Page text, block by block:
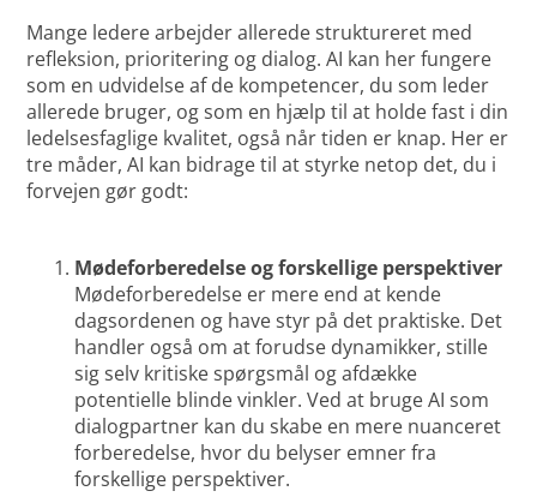
Mange ledere arbejder allerede struktureret med
refleksion, prioritering og dialog. AI kan her fungere
som en udvidelse af de kompetencer, du som leder
allerede bruger, og som en hjælp til at holde fast i din
ledelsesfaglige kvalitet, også når tiden er knap. Her er
tre måder, AI kan bidrage til at styrke netop det, du i
forvejen gør godt:
Mødeforberedelse og forskellige perspektiver
Mødeforberedelse er mere end at kende
dagsordenen og have styr på det praktiske. Det
handler også om at forudse dynamikker, stille
sig selv kritiske spørgsmål og afdække
potentielle blinde vinkler. Ved at bruge AI som
dialogpartner kan du skabe en mere nuanceret
forberedelse, hvor du belyser emner fra
forskellige perspektiver.